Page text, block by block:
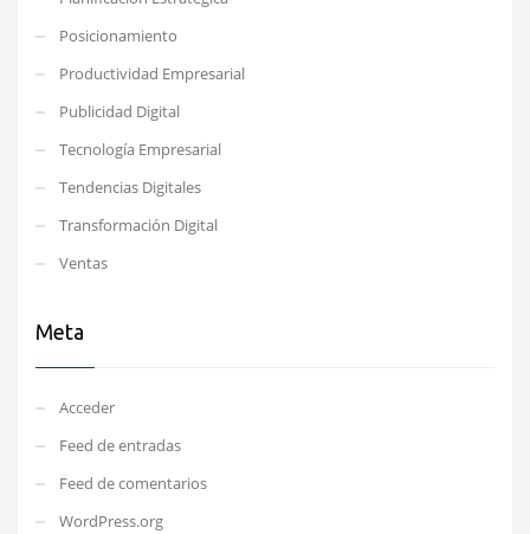
Posicionamiento
Productividad Empresarial
Publicidad Digital
Tecnología Empresarial
Tendencias Digitales
Transformación Digital
Ventas
Meta
Acceder
Feed de entradas
Feed de comentarios
WordPress.org